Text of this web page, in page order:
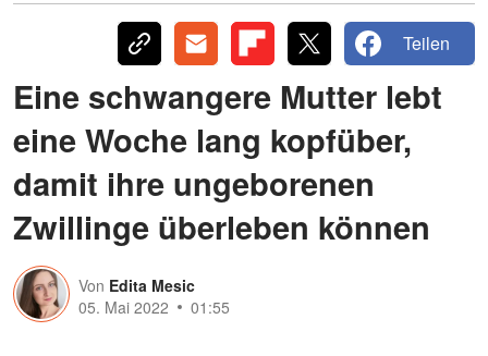
Teilen
Eine schwangere Mutter lebt
eine Woche lang kopfüber,
damit ihre ungeborenen
Zwillinge überleben können
Von Edita Mesic
05. Mai 2022
01:55